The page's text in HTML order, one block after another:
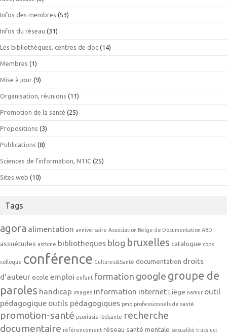
Infos des membres (53)
Infos du réseau (31)
Les bibliothèques, centres de doc (14)
Membres (1)
Mise à jour (9)
Organisation, réunions (11)
Promotion de la santé (25)
Propositions (3)
Publications (8)
Sciences de l'information, NTIC (25)
Sites web (10)
Tags
agora alimentation anniversaire Association Belge de Documentation ABD
assuétudes asthme bibliotheques blog bruxelles catalogue cbps
colloque conférence Cultures&Santé documentation droits
d'auteur ecole emploi enfant formation google groupe de
paroles handicap images information internet Liège namur outil
pédagogique outils pédagogiques pmb professionnels de santé
promotion-santé psoriasis rbdsante recherche
documentaire référencement réseau santé mentale sexualité trucs ucl